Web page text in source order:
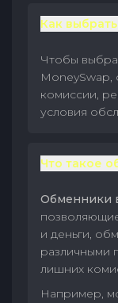
Как
Чтобы
MoneySwap,
комиссии,
условия
Что такое
Обменники
и деньги,
различными
лишних
Например,